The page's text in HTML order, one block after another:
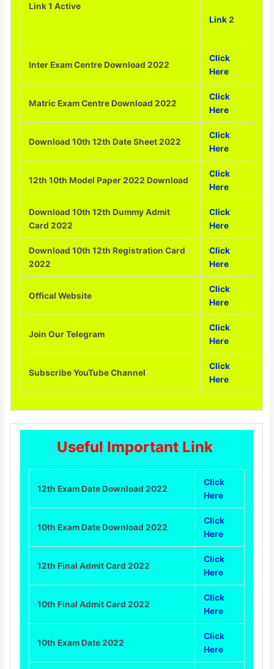
Link 1 Active
Link2
Inter Exam Centre Download 2022
Click
Here
Matric Exam Centre Download 2022
Click
Here
Download 10th 12th Date Sheet 2022
Click
Here
12th 10th Model Paper 2022 Download
Click
Here
Download 10th 12th Dummy Admit
Card 2022
Click
Here
Download 10th 12th Registration Card
2022
Click
Here
Offical Website
Click
Here
Join Our Telegram
Click
Here
Subscribe YouTube Channel
Click
Here
Useful Important Link
12th Exam Date Download 2022
Click
Here
10th Exam Date Download 2022
Click
Here
12th Final Admit Card 2022
Click
Here
10th Final Admit Card 2022
Click
Here
10th Exam Date 2022
Click
Here